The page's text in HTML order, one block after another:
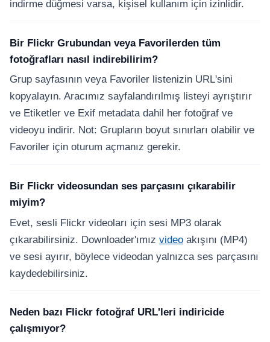
indirme düğmesi varsa, kişisel kullanım için izinlidir.
Bir Flickr Grubundan veya Favorilerden tüm
fotoğrafları nasıl indirebilirim?
Grup sayfasının veya Favoriler listenizin URL'sini
kopyalayın. Aracımız sayfalandırılmış listeyi ayrıştırır
ve Etiketler ve Exif metadata dahil her fotoğraf ve
videoyu indirir. Not: Grupların boyut sınırları olabilir ve
Favoriler için oturum açmanız gerekir.
Bir Flickr videosundan ses parçasını çıkarabilir
miyim?
Evet, sesli Flickr videoları için sesi MP3 olarak
çıkarabilirsiniz. Downloader'ımız video akışını (MP4)
ve sesi ayırır, böylece videodan yalnızca ses parçasını
kaydedebilirsiniz.
Neden bazı Flickr fotoğraf URL'leri indiricide
çalışmıyor?